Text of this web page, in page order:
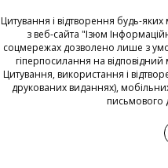
Цитування і відтворення будь-яких
з веб-сайта "Ізюм
соцмережах дозволено лише з
гіперпосилання на
Цитування, використання і
друкованих виданнях),
письмового